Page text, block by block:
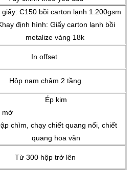
giấy: C150 bồi carton lạnh 1.200gsm
định hình: Giấy carton lạnh bồi
metalize vàng 18k
In offset
Hộp nam châm 2 tầng
Ép kim
mờ
chìm, chạy chiết quang nổi, chiết
quang hoa văn
Từ 300 hộp trở lên